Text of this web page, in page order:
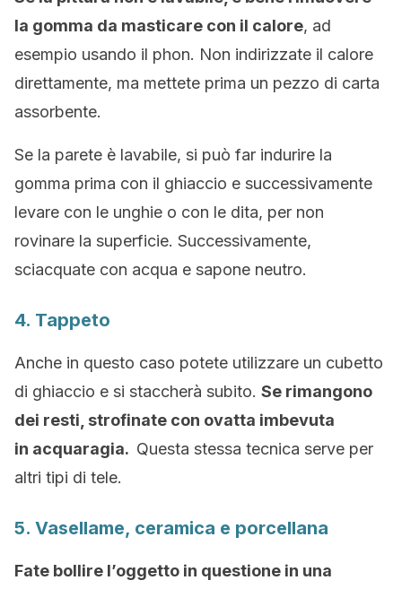
la gomma da masticare con il calore, ad
esempio usando il phon. Non indirizzate il calore
direttamente, ma mettete prima un pezzo di carta
assorbente.
Se la parete è lavabile, si può far indurire la
gomma prima con il ghiaccio e successivamente
levare con le unghie o con le dita, per non
rovinare la superficie. Successivamente,
sciacquate con acqua e sapone neutro.
4. Tappeto
Anche in questo caso potete utilizzare un cubetto
di ghiaccio e si staccherà subito. Se rimangono
dei resti, strofinate con ovatta imbevuta
in acquaragia. Questa stessa tecnica serve per
altri tipi di tele.
5. Vasellame, ceramica e porcellana
Fate bollire l’oggetto in questione in una